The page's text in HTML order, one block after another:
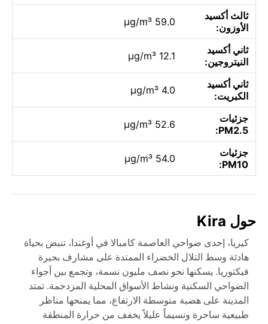
ثالث أكسيد
الأوزون:
59.0 µg/m³
ثاني أكسيد
النيتروجين:
12.1 µg/m³
ثاني أكسيد
الكبريت:
4.0 µg/m³
جزئيات
PM2.5:
52.6 µg/m³
جزئيات
PM10:
54.0 µg/m³
حول Kira
كيريا، إحدى ضواحي العاصمة كامبالا في أوغندا، تنبض بحياة
هادئة وسط التلال الخضراء الممتدة على مشارف بحيرة
فيكتوريا. يسكنها نحو نصف مليون نسمة، وتجمع بين أجواء
الضواحي السكنية ونشاط الأسواق المحلية المزدحمة. تمتد
المدينة على هضبة متوسطة الارتفاع، مما يمنحها مناظر
طبيعية ساحرة ونسيماً عليلاً يخفف من حرارة المنطقة